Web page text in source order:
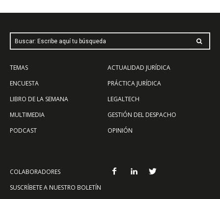
Buscar: Escribe aquí tu búsqueda
TEMAS
ENCUESTA
LIBRO DE LA SEMANA
MULTIMEDIA
PODCAST
ACTUALIDAD JURÍDICA
PRÁCTICA JURÍDICA
LEGALTECH
GESTIÓN DEL DESPACHO
OPINIÓN
COLABORADORES
SUSCRÍBETE A NUESTRO BOLETÍN